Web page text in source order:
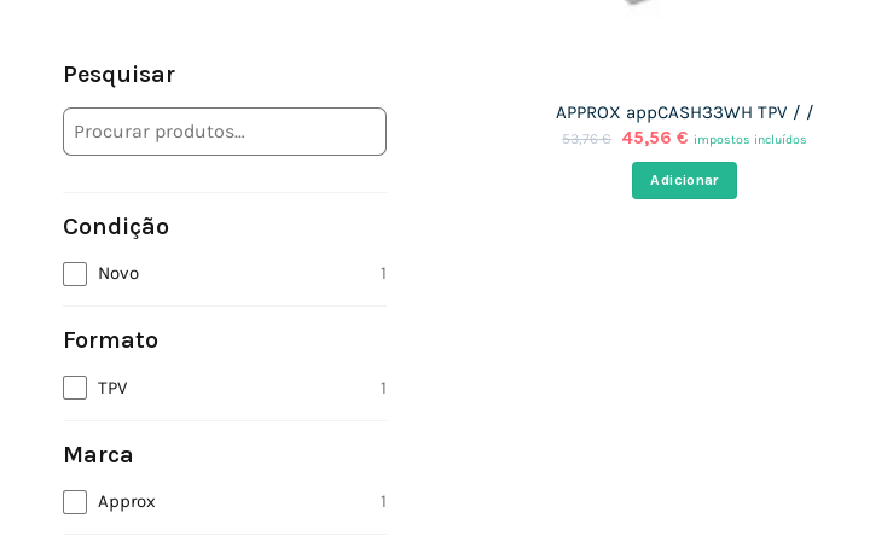
Pesquisar
Condição
Novo 1
Formato
TPV 1
Marca
Approx 1
APPROX appCASH33WH TPV / /
53,76€
O
original
era:
45,56 €O
preço
atual
é:
impostos incluídos
Adicionar